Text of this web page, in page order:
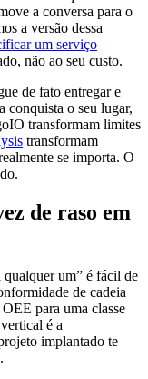
a conversa para o
a versão dessa
um serviço
não ao seu custo.
de fato entregar e
conquista o seu lugar,
transformam limites
transformam
se importa. O
de raso em
um” é fácil de
de cadeia
para uma classe
é a
implantado te